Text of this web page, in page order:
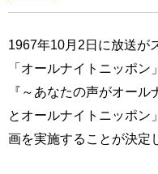
1967年10月2日に放送が
「オールナイトニッポ
『～あなたの声がオー
とオールナイトニッポン
画を実施することが決定